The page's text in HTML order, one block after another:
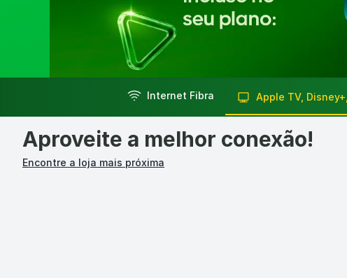
Contrate Disney+ com fibra na Dtel. Conteudos Disney,
Internet Fibra Apple TV,
Aproveite a melhor conexão!
Encontre a loja mais próxima